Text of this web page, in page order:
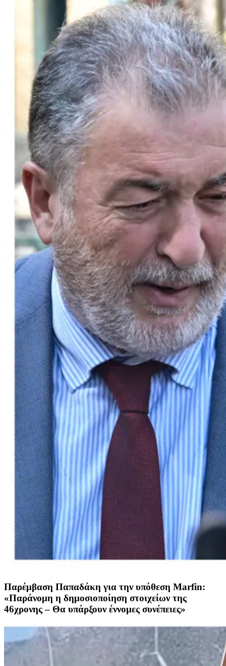
Παρέμβαση Παπαδάκη για την υπόθεση Marfin:
«Παράνομη η δημοσιοποίηση στοιχείων της
46χρονης – Θα υπάρξουν έννομες συνέπειες»